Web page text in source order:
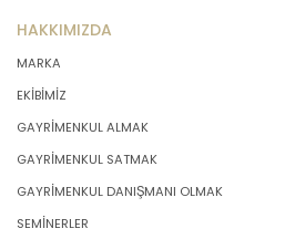
HAKKIMIZDA
MARKA
EKİBİMİZ
GAYRİMENKUL ALMAK
GAYRİMENKUL SATMAK
GAYRİMENKUL DANIŞMANI OLMAK
SEMİNERLER